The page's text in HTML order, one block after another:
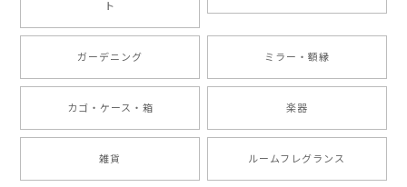
ト
ガーデニング ミラー・額縁
カゴ・ケース・箱 楽器
雑貨 ルームフレグランス